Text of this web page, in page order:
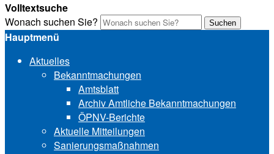
Volltextsuche
Wonach suchen Sie?
Suchen
Hauptmenü
Aktuelles
Bekanntmachungen
Amtsblatt
Archiv Amtliche Bekanntmachungen
ÖPNV-Berichte
Aktuelle Mitteilungen
Sa‍ni‍erungs‍maß‍nah‍men